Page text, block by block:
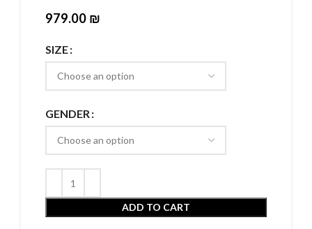
979.00 ₪
SIZE
GENDER
ADD TO CART